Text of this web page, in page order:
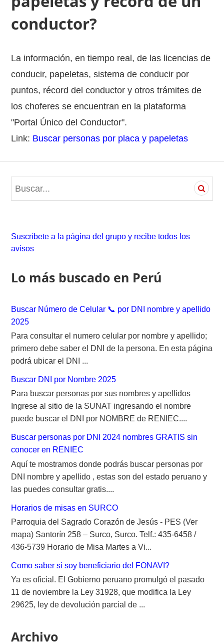
conductor?
La información, en tiempo real, de las licencias de
conducir, papeletas, sistema de conducir por
puntos, récord del conductor y otros trámites de
los choferes se encuentran en la plataforma
"Portal Único del Conductor".
Link: Buscar personas por placa y papeletas
e
Suscríbete a la página del grupo y recibe todos los
avisos
Lo más buscado en Perú
Buscar Número de Celular 📞 por DNI nombre y apellido
2025
Para consultar el numero celular por nombre y apellido;
primero debe saber el DNI de la persona. En esta página
podrá ubicar el DNI ...
Buscar DNI por Nombre 2025
Para buscar personas por sus nombres y apellidos
Ingrese al sitio de la SUNAT ingresando el nombre
puede buscar el DNI por NOMBRE de RENIEC....
Buscar personas por DNI 2024 nombres GRATIS sin
conocer en RENIEC
Aquí te mostramos donde podrás buscar personas por
DNI nombre y apellido , estas son del estado peruano y
las puedes consultar gratis....
Horarios de misas en SURCO
Parroquia del Sagrado Corazón de Jesús - PES (Ver
mapa) Santorín 258 – Surco, Surco. Telf.: 435-6458 /
436-5739 Horario de Misa Martes a Vi...
Como saber si soy beneficiario del FONAVI?
Ya es oficial. El Gobierno peruano promulgó el pasado
11 de noviembre la Ley 31928, que modifica la Ley
29625, ley de devolución parcial de ...
Archivo